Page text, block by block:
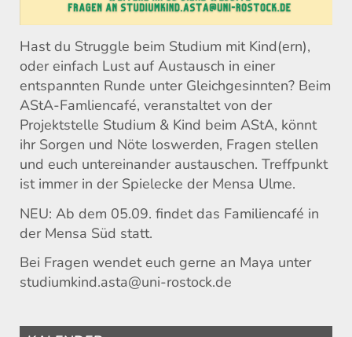
Hast du Struggle beim Studium mit Kind(ern),
oder einfach Lust auf Austausch in einer
entspannten Runde unter Gleichgesinnten? Beim
AStA-Famliencafé, veranstaltet von der
Projektstelle Studium & Kind beim AStA, könnt
ihr Sorgen und Nöte loswerden, Fragen stellen
und euch untereinander austauschen. Treffpunkt
ist immer in der Spielecke der Mensa Ulme.
NEU: Ab dem 05.09. findet das Familiencafé in
der Mensa Süd statt.
Bei Fragen wendet euch gerne an Maya unter
studiumkind.asta@uni-rostock.de